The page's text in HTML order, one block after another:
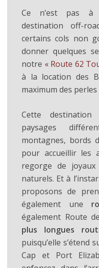
Ce n’est pas à
destination off-
certains cols non
donner quelques
notre « Route 62
à la location des
maximum des perles
Cette
paysages
montagnes, bords
pour accueillir les
regorge de
naturels. Et à
proposons de
également une
également Route
plus longues
puisqu’elle s’étend
Cap et Port